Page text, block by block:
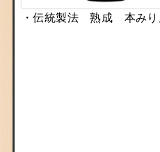
・伝統製法 熟成 本みり